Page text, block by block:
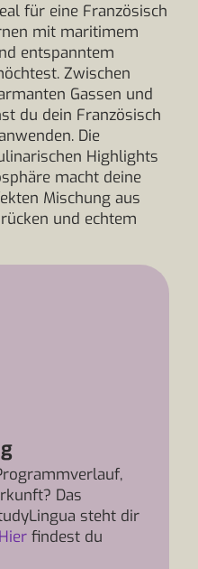
für eine Französisch
mit maritimem
entspanntem
Zwischen
Gassen und
du dein Französisch
Die
Highlights
macht deine
Mischung aus
und echtem
Das
steht dir
Hier findest du